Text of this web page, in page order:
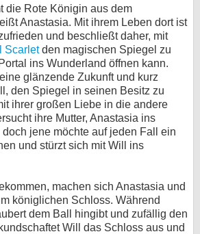
die Rote Königin aus dem
Anastasia. Mit ihrem Leben dort ist
und beschließt daher, mit
Scarletden magischen Spiegel zu
ins Wunderland öffnen kann.
glänzende Zukunft und kurz
den Spiegel in seinen Besitz zu
ihrer großen Liebe in die andere
ihre Mutter, Anastasia ins
jene möchte auf jeden Fall ein
und stürzt sich mit Will ins
machen sich Anastasia und
königlichen Schloss. Während
dem Ball hingibt und zufällig den
Will das Schloss aus und
Forum
bei X
bei Facebook
Kontakt
Datenschutz
Cookie-Einstellungen